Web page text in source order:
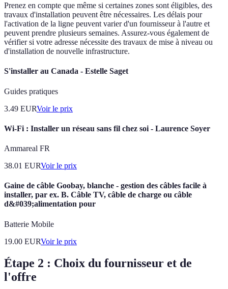
Prenez en compte que même si certaines zones sont éligibles, des
travaux d'installation peuvent être nécessaires. Les délais pour
l'activation de la ligne peuvent varier d'un fournisseur à l'autre et
peuvent prendre plusieurs semaines. Assurez-vous également de
vérifier si votre adresse nécessite des travaux de mise à niveau ou
d'installation de nouvelle infrastructure.
S'installer au Canada - Estelle Saget
Guides pratiques
3.49 EURVoir le prix
Wi-Fi : Installer un réseau sans fil chez soi - Laurence Soyer
Ammareal FR
38.01 EURVoir le prix
Gaine de câble Goobay, blanche - gestion des câbles facile à
installer, par ex. B. Câble TV, câble de charge ou câble
d&#039;alimentation pour
Batterie Mobile
19.00 EURVoir le prix
Étape 2 : Choix du fournisseur et de
l'offre